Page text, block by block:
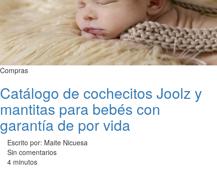
Compras
Catálogo de cochecitos Joolz y
mantitas para bebés con
garantía de por vida
Escrito por: Maite Nicuesa
Sin comentarios
4 minutos